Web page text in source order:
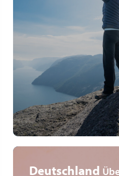
Einzigartige Natur der
Das Nordkap:
Nordische Kultur &
MEHR
Deutschland